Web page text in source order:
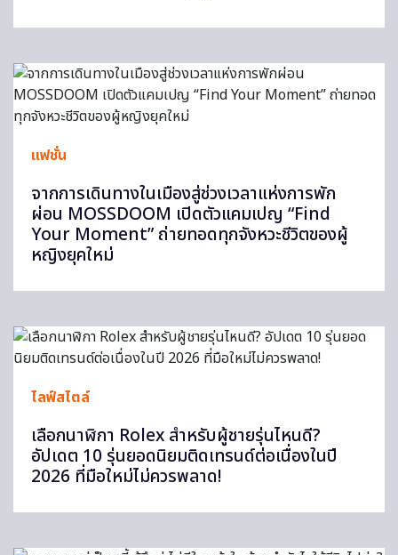
แฟชั่น
จากการเดินทางในเมืองสู่ช่วงเวลาแห่งการพัก
ผ่อน MOSSDOOM เปิดตัวแคมเปญ “Find
Your Moment” ถ่ายทอดทุกจังหวะชีวิตของผู้
หญิงยุคใหม่
ไลฟ์สไตล์
เลือกนาฬิกา Rolex สำหรับผู้ชายรุ่นไหนดี?
อัปเดต 10 รุ่นยอดนิยมติดเทรนด์ต่อเนื่องในปี
2026 ที่มือใหม่ไม่ควรพลาด!